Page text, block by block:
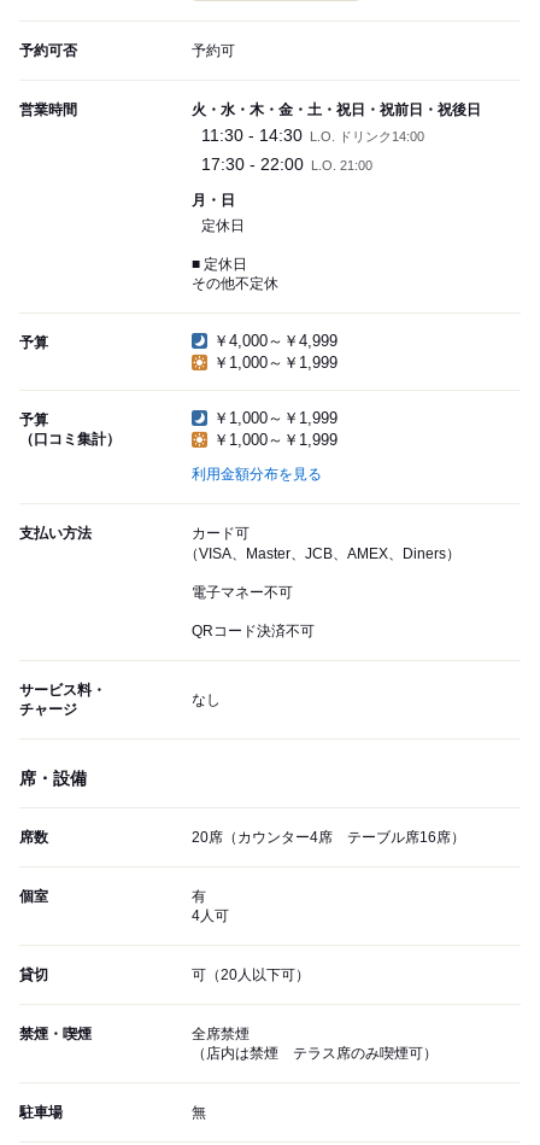
予約可否 予約可
営業時間 火・水・木・金・土・祝日・祝前日・祝後日
11:30 - 14:30 L.O. ドリンク14:00
17:30 - 22:00 L.O. 21:00
月・日
定休日
■ 定休日
その他不定休
予算
￥4,000～￥4,999
￥1,000～￥1,999
予算
（口コミ集計）
￥1,000～￥1,999
￥1,000～￥1,999
利用金額分布を見る
支払い方法
カード可
（VISA、Master、JCB、AMEX、Diners）
電子マネー不可
QRコード決済不可
サービス料・
チャージ
なし
席・設備
席数 20席（カウンター4席 テーブル席16席）
個室
有
4人可
貸切 可（20人以下可）
禁煙・喫煙
全席禁煙
（店内は禁煙 テラス席のみ喫煙可）
駐車場 無